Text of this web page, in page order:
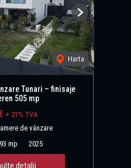
Harta
Next
Tunari – finisaje
505 mp
+ 21% TVA
de vânzare
mp 2025
detalii